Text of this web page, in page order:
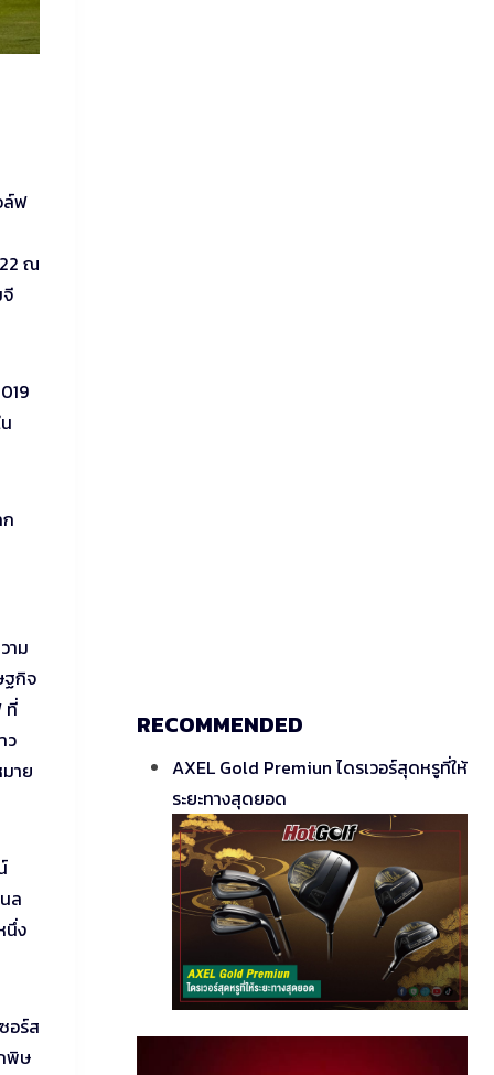
ล์ฟ
ณ
าม
ฐกิจ
ที่
ว
าย
ล
นึ่ง
อร์ส
พิษ
RECOMMENDED
AXEL Gold Premiun ไดรเวอร์สุดหรูที่ให้
ระยะทางสุดยอด